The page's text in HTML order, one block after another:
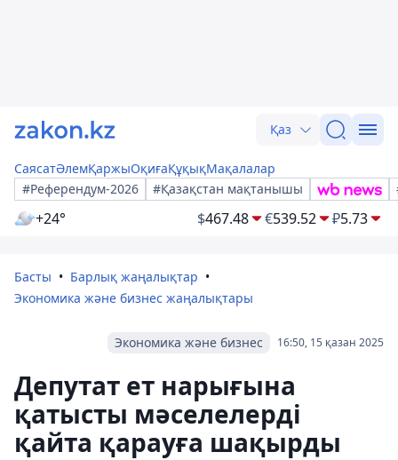
Қаз
СаясатӘлемҚаржыОқиғаҚұқықМақалалар
#Референдум-2026
#Қазақстан мақтанышы
+24° $467.48 €539.52 ₽5.73
Басты
Барлық жаңалықтар
Экономика және бизнес жаңалықтары
16:50, 15 қазан 2025
Экономика және бизнес
Депутат ет нарығына
қатысты мәселелерді
қайта қарауға шақырды